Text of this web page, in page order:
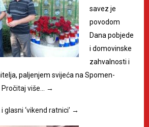
savez je
povodom
Dana pobjede
i domovinske
zahvalnosti i
paljenjem svijeća na Spomen-
Pročitaj više… →
‘vikend ratnici’ →